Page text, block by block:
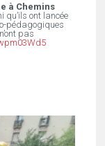
à Chemins
qu’ils ont lancée
pédagogiques
pas